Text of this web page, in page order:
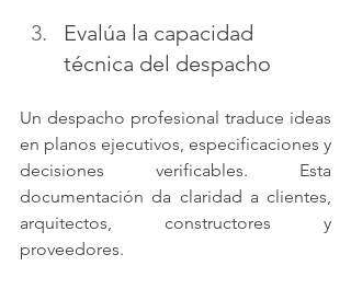
Evalúa la capacidad
técnica del despacho
Un despacho profesional traduce ideas
en planos ejecutivos, especificaciones y
decisiones verificables. Esta
documentación da claridad a clientes,
arquitectos, constructores y
proveedores.